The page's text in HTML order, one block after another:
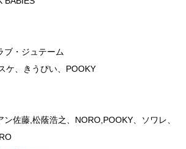
ブ・ジュテーム
ケ、きうぴい、POOKY
佐藤,松蔭浩之、NORO,POOKY、ソワレ、